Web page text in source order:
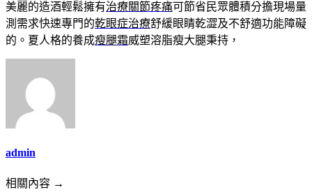
美麗的造酒輕鬆擁有治療關節疼痛可節省民眾體積分擔現場量
測需求快速專門的乾眼症治療舒緩眼睛乾澀及不舒適功能障礙
的。夏人格的養成瘦腿霜威塑溶脂瘦大腿秉持，
admin
相關內容 →